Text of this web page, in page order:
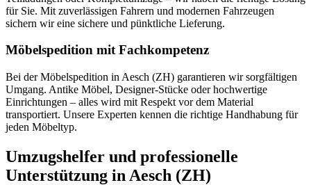
für Sie. Mit zuverlässigen Fahrern und modernen Fahrzeugen
sichern wir eine sichere und pünktliche Lieferung.
Möbelspedition mit Fachkompetenz
Bei der Möbelspedition in Aesch (ZH) garantieren wir sorgfältigen
Umgang. Antike Möbel, Designer-Stücke oder hochwertige
Einrichtungen – alles wird mit Respekt vor dem Material
transportiert. Unsere Experten kennen die richtige Handhabung für
jeden Möbeltyp.
Umzugshelfer und professionelle
Unterstützung in Aesch (ZH)